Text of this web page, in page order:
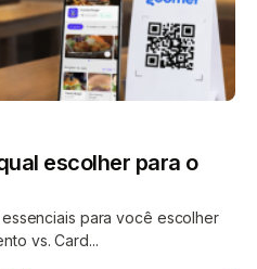
escolher para o
para você escolher
vs. Card...